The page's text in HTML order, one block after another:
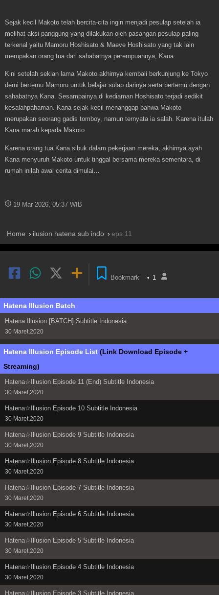
Sejak kecil Makoto telah bercita-cita ingin menjadi pesulap setelah ia
melihat aksi panggung yang dilakukan oleh pasangan pesulap paling
terkenal yaitu Mamoru Hoshisato & Maeve Hoshisato yang tak lain
merupakan orang tua dari sahabatnya perempuannya, Kana.
Kini setelah sekian lama Makoto akhirnya kembali berkunjung ke Tokyo
demi bertemu Mamoru untuk belajar sulap darinya serta bertemu dengan
sahabatnya Kana. Sesampainya di kediaman Hoshisato terjadi sedikit
kesalahpahaman. Kana sejak kecil menanggap bahwa Makoto
merupakan seorang gadis tomboy, namun ternyata ia salah. Karena itulah
Kana marah kepada Makoto.
Karena orang tua Kana sibuk dalam pekerjaan mereka, akhirnya ayah
Kana menyuruh Makoto untuk tinggal bersama mereka sementara, di
rumah inilah awal cerita dimulai…
19 Mar 2026, 05:37 WIB
Home ilusion hatena sub indo eps 11
Bookmark • 1
Hatena Illusion Batch
Hatena Illusion [BATCH] Subtitle Indonesia
30 Maret,2020
Hatena Illusion Episode List (Link Download Episode +
Streaming)
Hatena☆Illusion Episode 11 (End) Subtitle Indonesia
30 Maret,2020
Hatena☆Illusion Episode 10 Subtitle Indonesia
30 Maret,2020
Hatena☆Illusion Episode 9 Subtitle Indonesia
30 Maret,2020
Hatena☆Illusion Episode 8 Subtitle Indonesia
30 Maret,2020
Hatena☆Illusion Episode 7 Subtitle Indonesia
30 Maret,2020
Hatena☆Illusion Episode 6 Subtitle Indonesia
30 Maret,2020
Hatena☆Illusion Episode 5 Subtitle Indonesia
30 Maret,2020
Hatena☆Illusion Episode 4 Subtitle Indonesia
30 Maret,2020
Hatena☆Illusion Episode 3 Subtitle Indonesia